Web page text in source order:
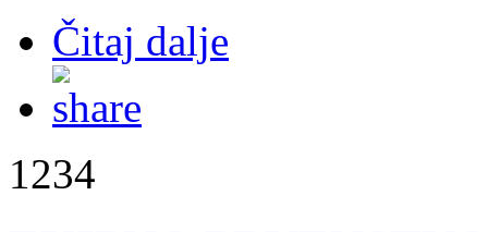
Čitaj dalje
1234